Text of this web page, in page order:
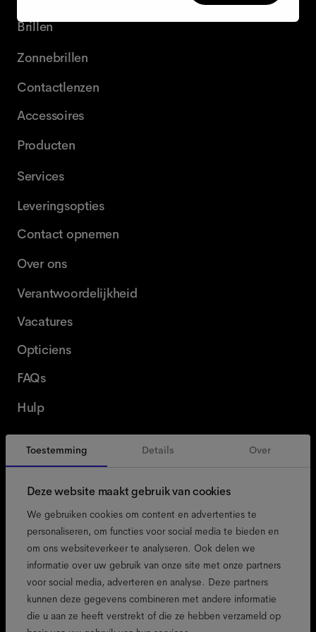
Toestemming Details Over
Deze website maakt gebruik van cookies
We gebruiken cookies om content en advertenties te
personaliseren, om functies voor social media te bieden en
om ons websiteverkeer te analyseren. Ook delen we
informatie over uw gebruik van onze site met onze partners
voor social media, adverteren en analyse. Deze partners
kunnen deze gegevens combineren met andere informatie
die u aan ze heeft verstrekt of die ze hebben verzameld op
Brillen
Zonnebrillen
Contactlenzen
Accessoires
Producten
Services
Leveringsopties
Contact opnemen
Over ons
Verantwoordelijkheid
Vacatures
Opticiens
FAQs
Hulp
België Dutch
toegankelijkheid
cookiebeleid
colofon
privacybeleid